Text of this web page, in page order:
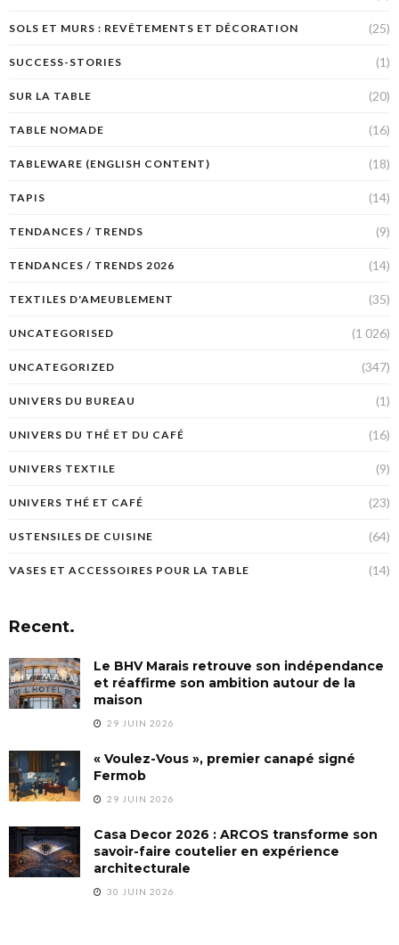
SOLS ET MURS : REVÊTEMENTS ET DÉCORATION (25)
SUCCESS-STORIES (1)
SUR LA TABLE (20)
TABLE NOMADE (16)
TABLEWARE (ENGLISH CONTENT) (18)
TAPIS (14)
TENDANCES / TRENDS (9)
TENDANCES / TRENDS 2026 (14)
TEXTILES D'AMEUBLEMENT (35)
UNCATEGORISED (1 026)
UNCATEGORIZED (347)
UNIVERS DU BUREAU (1)
UNIVERS DU THÉ ET DU CAFÉ (16)
UNIVERS TEXTILE (9)
UNIVERS THÉ ET CAFÉ (23)
USTENSILES DE CUISINE (64)
VASES ET ACCESSOIRES POUR LA TABLE (14)
Recent.
Le BHV Marais retrouve son indépendance
et réaffirme son ambition autour de la
maison
29 JUIN 2026
« Voulez-Vous », premier canapé signé
Fermob
29 JUIN 2026
Casa Decor 2026 : ARCOS transforme son
savoir-faire coutelier en expérience
architecturale
30 JUIN 2026